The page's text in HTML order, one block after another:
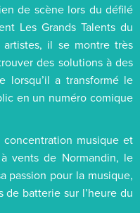
de scène lors du défilé
Les Grands Talents du
il se montre très
des solutions à des
lorsqu’il a transformé le
en un numéro comique
musique et
vents de Normandin, le
passion pour la musique,
batterie sur l’heure du